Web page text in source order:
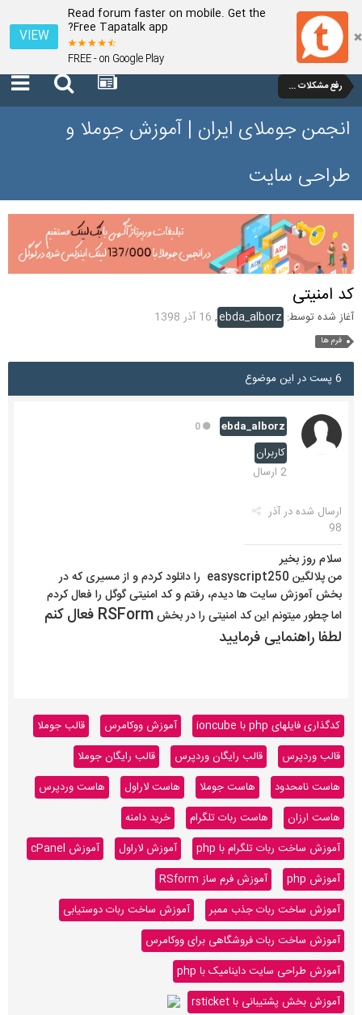
Read forum faster on mobile. Get the
Free Tapatalk app?
FREE - on Google Play
VIEW
رفع مشکلات و سوالات عمومی جوملا 3 تا 3.9
انجمن جوملای ایران | آموزش جوملا و
طراحی سایت
کد امنیتی
آغاز شده توسط: ebda_alborz
, 16 آذر 1398
فرم ها
6 پست در این موضوع
ebda_alborz
کاربران
2 ارسال
ارسال شده درآذر
98
سلام روز بخیر
من پلالگین easyscript250 را دانلود کردم و از مسیری که در
بخش آموزش سایت ها دیدم، رفتم و کد امنیتی گوگل را فعال کردم
اما چطور میتونم این کد امنیتی را در بخشRSForm فعال کنم
لطفا راهنمایی فرمایید
کدگذاری فایلهای php با ioncube آموزش ووکامرس
قالب جوملا
قالب وردپرس
قالب رایگان وردپرس
قالب رایگان جوملا
هاست نامحدود
هاست جوملا هاست لاراول
هاست وردپرس
هاست ارزان
هاست ربات تلگرام
خرید دامنه
آموزش ساخت ربات تلگرام با php
آموزش لاراول
آموزش cPanel
آموزش php
آموزش فرم ساز RSform
آموزش ساخت ربات جذب ممبر
آموزش ساخت ربات دوستیابی
آموزش ساخت ربات فروشگاهی برای ووکامرس
آموزش طراحی سایت داینامیک با php
آموزش بخش پشتیبانی با rsticket